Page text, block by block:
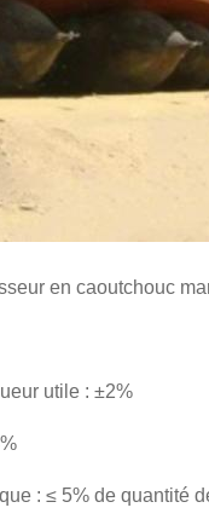
en caoutchouc
utile : ±2%
: ≤ 5% de quantité